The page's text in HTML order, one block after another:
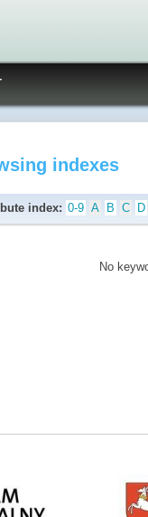
indexes
index: 0-9 A B C D
No